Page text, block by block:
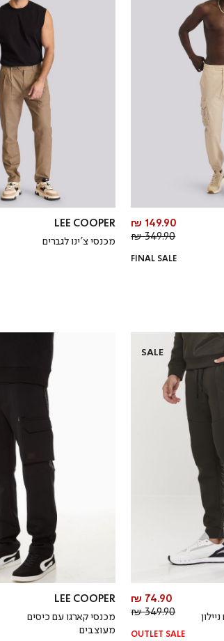
מחיר
מוצר
149.90 ₪
מחיר
349.90 ₪
FINAL SALE
LEE COOPER
מכנסי צ’ינו לגברים
SALE
מחיר
מוצר
74.90 ₪
מחיר
349.90 ₪
OUTLET SALE
LEE COOPER
מכנסי קארגו עם כיסים
מעוצבים